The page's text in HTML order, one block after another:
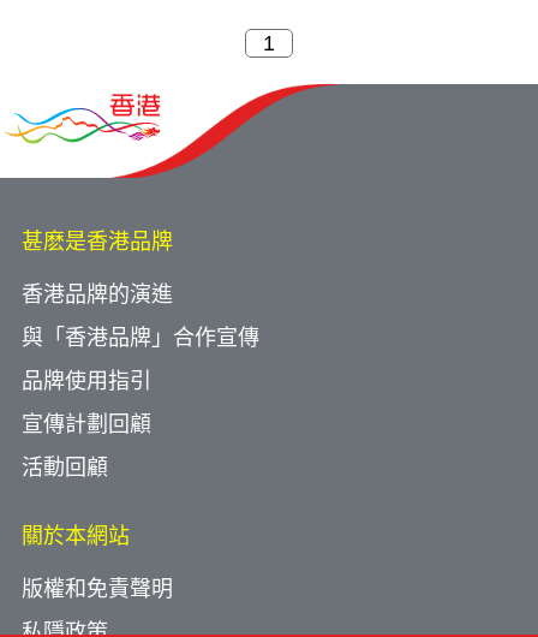
甚麽是香港品牌
香港品牌的演進
與「香港品牌」合作宣傳
品牌使用指引
宣傳計劃回顧
活動回顧
關於本網站
版權和免責聲明
私隱政策